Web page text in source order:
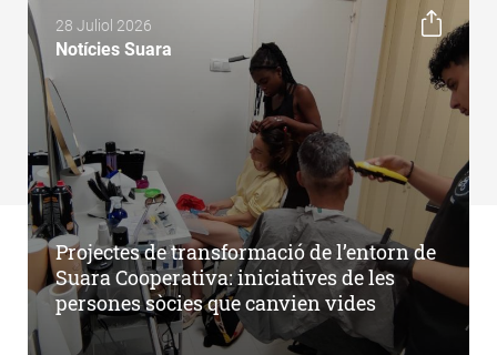
28 Juliol 2026
Notícies Suara
Projectes de transformació de l’entorn de
Suara Cooperativa: iniciatives de les
persones sòcies que canvien vides